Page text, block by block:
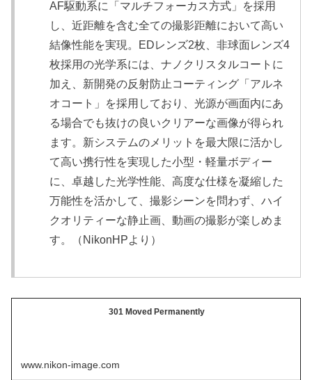
AF駆動系に「マルチフォーカス方式」を採用
し、近距離を含む全ての撮影距離において高い
結像性能を実現。EDレンズ2枚、非球面レンズ4
枚採用の光学系には、ナノクリスタルコートに
加え、新開発の反射防止コーティング「アルネ
オコート」を採用しており、光源が画面内にあ
る場合でも抜けの良いクリアーな画像が得られ
ます。新システムのメリットを最大限に活かし
て高い携行性を実現した小型・軽量ボディー
に、卓越した光学性能、高度な仕様を凝縮した
万能性を活かして、撮影シーンを問わず、ハイ
クオリティーな静止画、動画の撮影が楽しめま
す。（NikonHPより）
301 Moved Permanently
www.nikon-image.com